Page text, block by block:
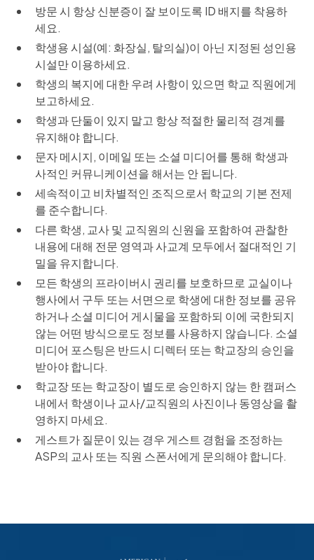
방문 시 항상 신분증이 잘 보이도록 ID 배지를 착용하
세요.
학생용 시설(예: 화장실, 탈의실)이 아닌 지정된 성인용
시설만 이용하세요.
학생의 복지에 대한 우려 사항이 있으면 학교 직원에게
보고하세요.
학생과 단둘이 있지 말고 항상 적절한 물리적 경계를
유지해야 합니다.
문자 메시지, 이메일 또는 소셜 미디어를 통해 학생과
사적인 커뮤니케이션을 해서는 안 됩니다.
세속적이고 비차별적인 조직으로서 학교의 기본 전제
를 준수합니다.
다른 학생, 교사 및 교직원의 신원을 포함하여 관찰한
내용에 대해 전문 영역과 사교계 모두에서 절대적인 기
밀을 유지합니다.
모든 학생의 프라이버시 권리를 보호하므로 교실이나
행사에서 구두 또는 서면으로 학생에 대한 정보를 공유
하거나 소셜 미디어 게시물을 포함하되 이에 국한되지
않는 어떤 방식으로도 정보를 사용하지 않습니다. 소셜
미디어 포스팅은 반드시 디렉터 또는 학교장의 승인을
받아야 합니다.
학교장 또는 학교장이 별도로 승인하지 않는 한 캠퍼스
내에서 학생이나 교사/교직원의 사진이나 동영상을 촬
영하지 마세요.
게스트가 질문이 있는 경우 게스트 경험을 조정하는
ASP의 교사 또는 직원 스폰서에게 문의해야 합니다.